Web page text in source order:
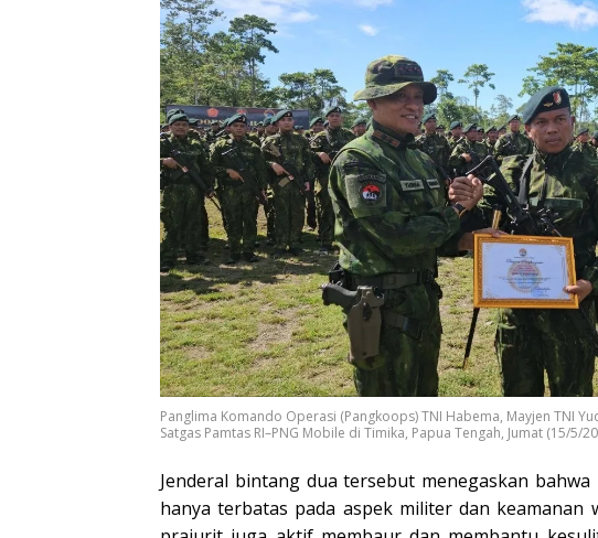
Panglima Komando Operasi (Pangkoops) TNI Habema, Mayjen TNI
Satgas Pamtas RI–PNG Mobile di Timika, Papua Tengah, Jumat (15/5/
Jenderal bintang dua tersebut menegaskan
hanya terbatas pada aspek militer dan keamanan